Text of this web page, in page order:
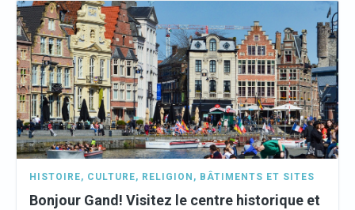
HISTOIRE, CULTURE, RELIGION , BÂTIMENTS ET SITES
Bonjour Gand! Visitez le centre historique et